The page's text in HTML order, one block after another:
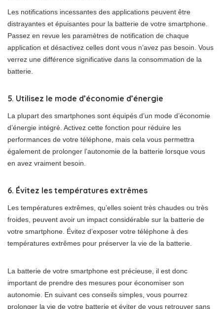
Les notifications incessantes des applications peuvent être
distrayantes et épuisantes pour la batterie de votre smartphone.
Passez en revue les paramètres de notification de chaque
application et désactivez celles dont vous n’avez pas besoin. Vous
verrez une différence significative dans la consommation de la
batterie.
5. Utilisez le mode d’économie d’énergie
La plupart des smartphones sont équipés d’un mode d’économie
d’énergie intégré. Activez cette fonction pour réduire les
performances de votre téléphone, mais cela vous permettra
également de prolonger l’autonomie de la batterie lorsque vous
en avez vraiment besoin.
6. Évitez les températures extrêmes
Les températures extrêmes, qu’elles soient très chaudes ou très
froides, peuvent avoir un impact considérable sur la batterie de
votre smartphone. Évitez d’exposer votre téléphone à des
températures extrêmes pour préserver la vie de la batterie.
La batterie de votre smartphone est précieuse, il est donc
important de prendre des mesures pour économiser son
autonomie. En suivant ces conseils simples, vous pourrez
prolonger la vie de votre batterie et éviter de vous retrouver sans